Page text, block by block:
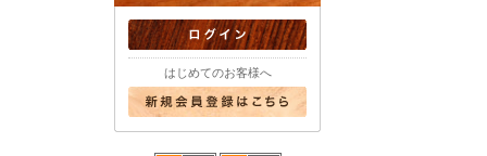
はじめてのお客様へ